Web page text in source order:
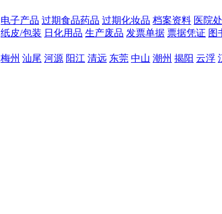
电子产品 过期食品药品 过期化妆品 档案资料 医院
纸皮/包装 日化用品 生产废品 发票单据 票据凭证 图
梅州 汕尾 河源 阳江 清远 东莞 中山 潮州 揭阳 云浮